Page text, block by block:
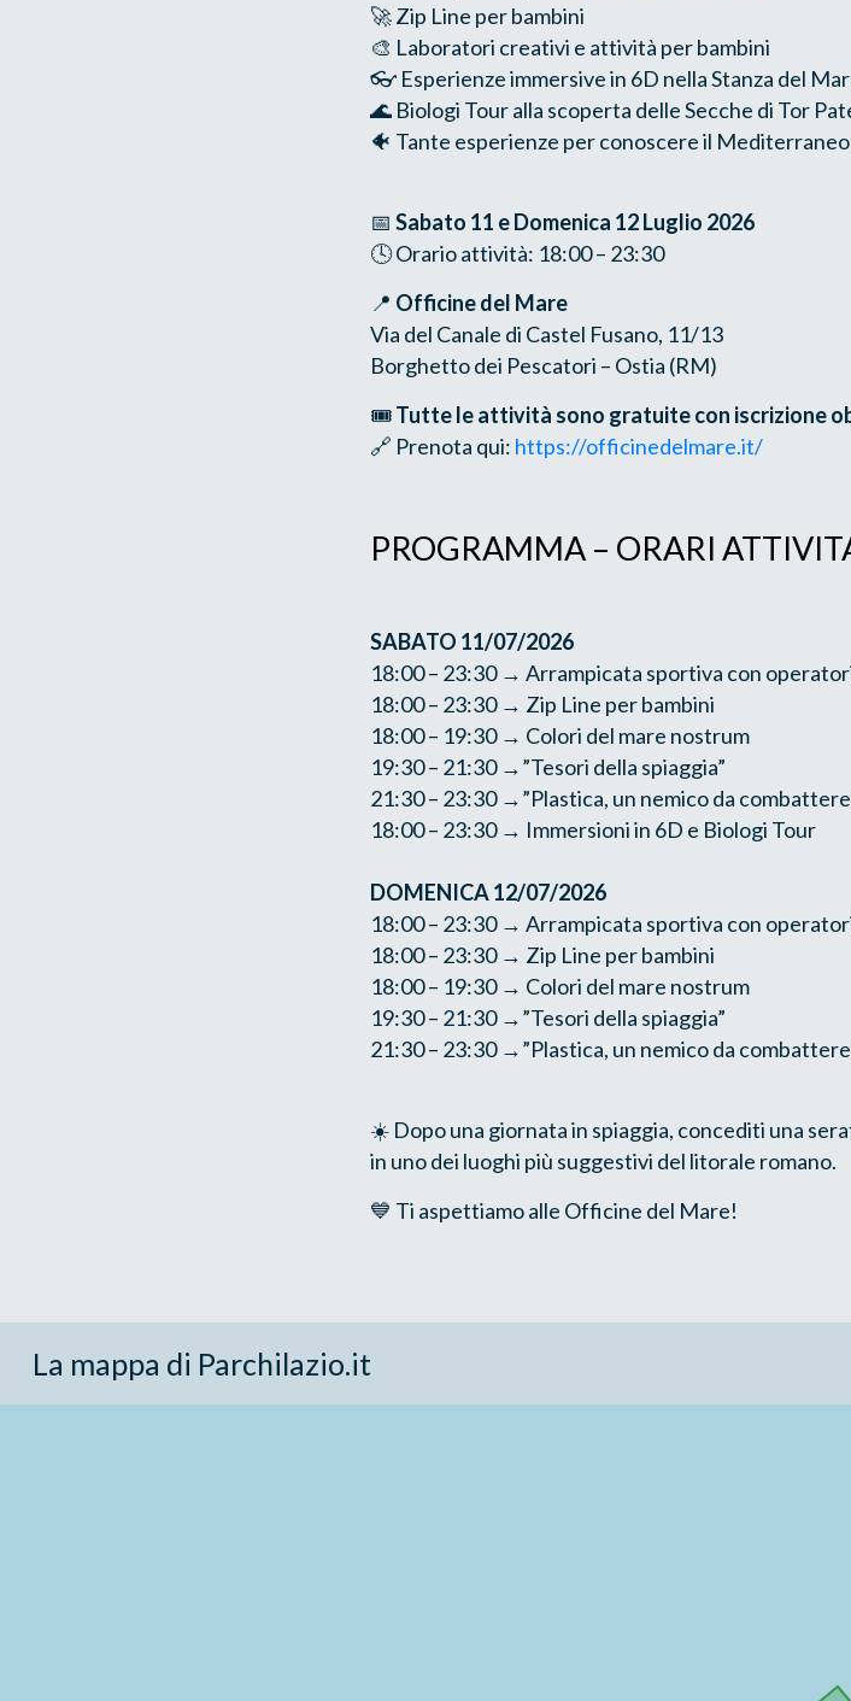
🚀 Zip Line per bambini
🎨 Laboratori creativi e attività per bambini
👓 Esperienze immersive in 6D nella Stanza del
🌊 Biologi Tour alla scoperta delle Secche di Tor
🐠 Tante esperienze per conoscere il
📅 Sabato 11 e Domenica 12 Luglio 2026
🕓 Orario attività: 18:00 – 23:30
📍 Officine del Mare
Via del Canale di Castel Fusano, 11/13
Borghetto dei Pescatori – Ostia (RM)
🎟Tutte le attività sono gratuite con iscrizione
🔗 Prenota qui: https://officinedelmare.it/
PROGRAMMA – ORARI
SABATO 11/07/2026
18:00 – 23:30 → Arrampicata sportiva con
18:00 – 23:30 → Zip Line per bambini
18:00 – 19:30 → Colori del mare nostrum
19:30 – 21:30 →”Tesori della spiaggia”
21:30 – 23:30 →”Plastica, un nemico da
18:00 – 23:30 → Immersioni in 6D e Biologi Tour
DOMENICA 12/07/2026
18:00 – 23:30 → Arrampicata sportiva con
18:00 – 23:30 → Zip Line per bambini
18:00 – 19:30 → Colori del mare nostrum
19:30 – 21:30 →”Tesori della spiaggia”
21:30 – 23:30 →”Plastica, un nemico da
☀️ Dopo una giornata in spiaggia, concediti una
in uno dei luoghi più suggestivi del litorale romano.
💙 Ti aspettiamo alle Officine del Mare!
La mappa di Parchilazio.it